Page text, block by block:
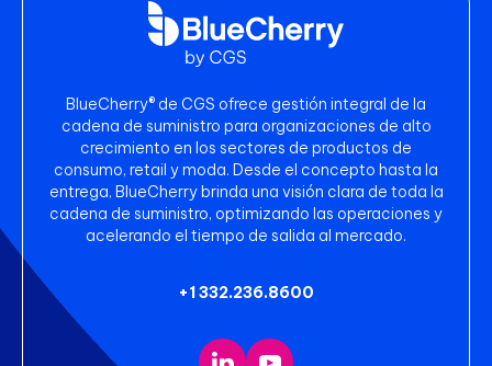
BlueCherry® de CGS ofrece gestión integral de la
cadena de suministro para organizaciones de alto
crecimiento en los sectores de productos de
consumo, retail y moda. Desde el concepto hasta la
entrega, BlueCherry brinda una visión clara de toda la
cadena de suministro, optimizando las operaciones y
acelerando el tiempo de salida al mercado.
+1 332.236.8600